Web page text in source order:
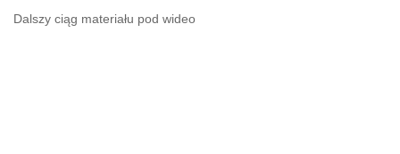
Dalszy ciąg materiału pod wideo